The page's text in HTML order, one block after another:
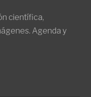
científica,
Agenda y